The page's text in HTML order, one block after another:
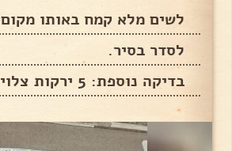
לשים מלא קמח באותו מקום
לסדר בסיר.
בדיקה נוספת: 5 ירקות צלויים